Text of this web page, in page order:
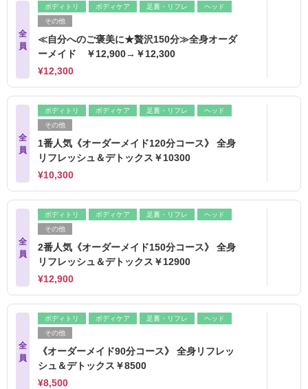
全
員
ボディトリ ボディケア 足裏・リフレ
ヘッド
その他
≪自分へのご褒美に★贅沢150分≫全身オーダ
ーメイド ￥12,900→￥12,300
¥12,300
全
員
ボディトリ ボディケア 足裏・リフレ
ヘッド
その他
1番人気《オーダーメイド120分コース》 全身
リフレッシュ＆デトックス￥10300
¥10,300
全
員
ボディトリ ボディケア 足裏・リフレ
ヘッド
その他
2番人気《オーダーメイド150分コース》 全身
リフレッシュ＆デトックス￥12900
¥12,900
全
員
ボディトリ ボディケア 足裏・リフレ
ヘッド
その他
《オーダーメイド90分コース》 全身リフレッ
シュ＆デトックス￥8500
¥8,500